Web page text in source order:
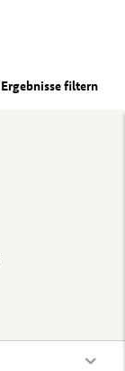
Ergebnisse filtern